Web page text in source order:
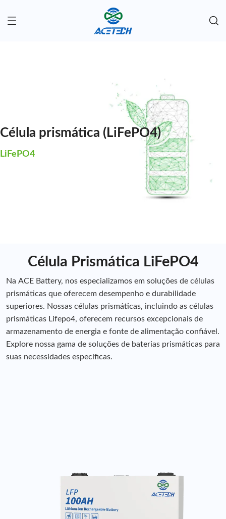
Célula prismática (LiFePO4)
LiFePO4
Célula Prismática LiFePO4
Na ACE Battery, nos especializamos em soluções de células
prismáticas que oferecem desempenho e durabilidade
superiores. Nossas células prismáticas, incluindo as células
prismáticas Lifepo4, oferecem recursos excepcionais de
armazenamento de energia e fonte de alimentação confiável.
Explore nossa gama de soluções de baterias prismáticas para
suas necessidades específicas.